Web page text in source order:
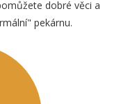
dobré věci a
pekárnu.